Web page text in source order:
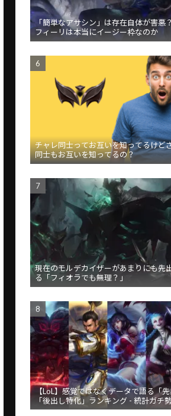
「簡単なアサシン」は存在自体が害悪
フィーリは本当にイージー枠なのか
チャレ同士ってお互いを知ってるけど
同士もお互いを知ってるの？
現在のモルデカイザーがあまりにも先
る「フィオラでも無理？」
【LoL】感覚ではなくデータで語る「
「後出し特化」ランキング - 統計ガチ
話題